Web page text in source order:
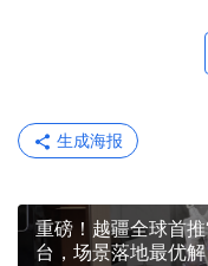
生成海报
重磅！越疆全球首
台，场景落地最优解